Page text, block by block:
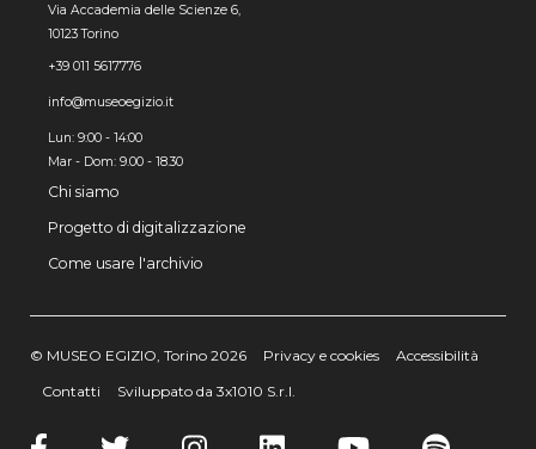
Via Accademia delle Scienze 6,
10123 Torino
+39 011 5617776
info@museoegizio.it
Lun: 9:00 - 14:00
Mar - Dom: 9.00 - 18.30
Chi siamo
Progetto di digitalizzazione
Come usare l'archivio
© MUSEO EGIZIO, Torino 2026 Privacy e cookies
Accessibilità
Contatti
Sviluppato da 3x1010 S.r.l.